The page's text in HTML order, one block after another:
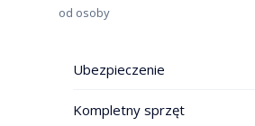
od osoby
Ubezpieczenie
Kompletny sprzęt